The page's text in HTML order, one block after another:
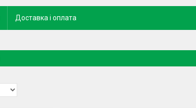
Доставка і оплата